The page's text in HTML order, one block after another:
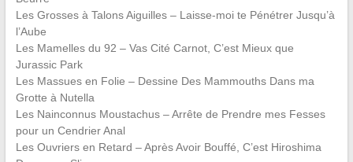
Les Grosses à Talons Aiguilles – Laisse-moi te Pénétrer Jusqu’à
l’Aube
Les Mamelles du 92 – Vas Cité Carnot, C’est Mieux que
Jurassic Park
Les Massues en Folie – Dessine Des Mammouths Dans ma
Grotte à Nutella
Les Nainconnus Moustachus – Arrête de Prendre mes Fesses
pour un Cendrier Anal
Les Ouvriers en Retard – Après Avoir Bouffé, C’est Hiroshima